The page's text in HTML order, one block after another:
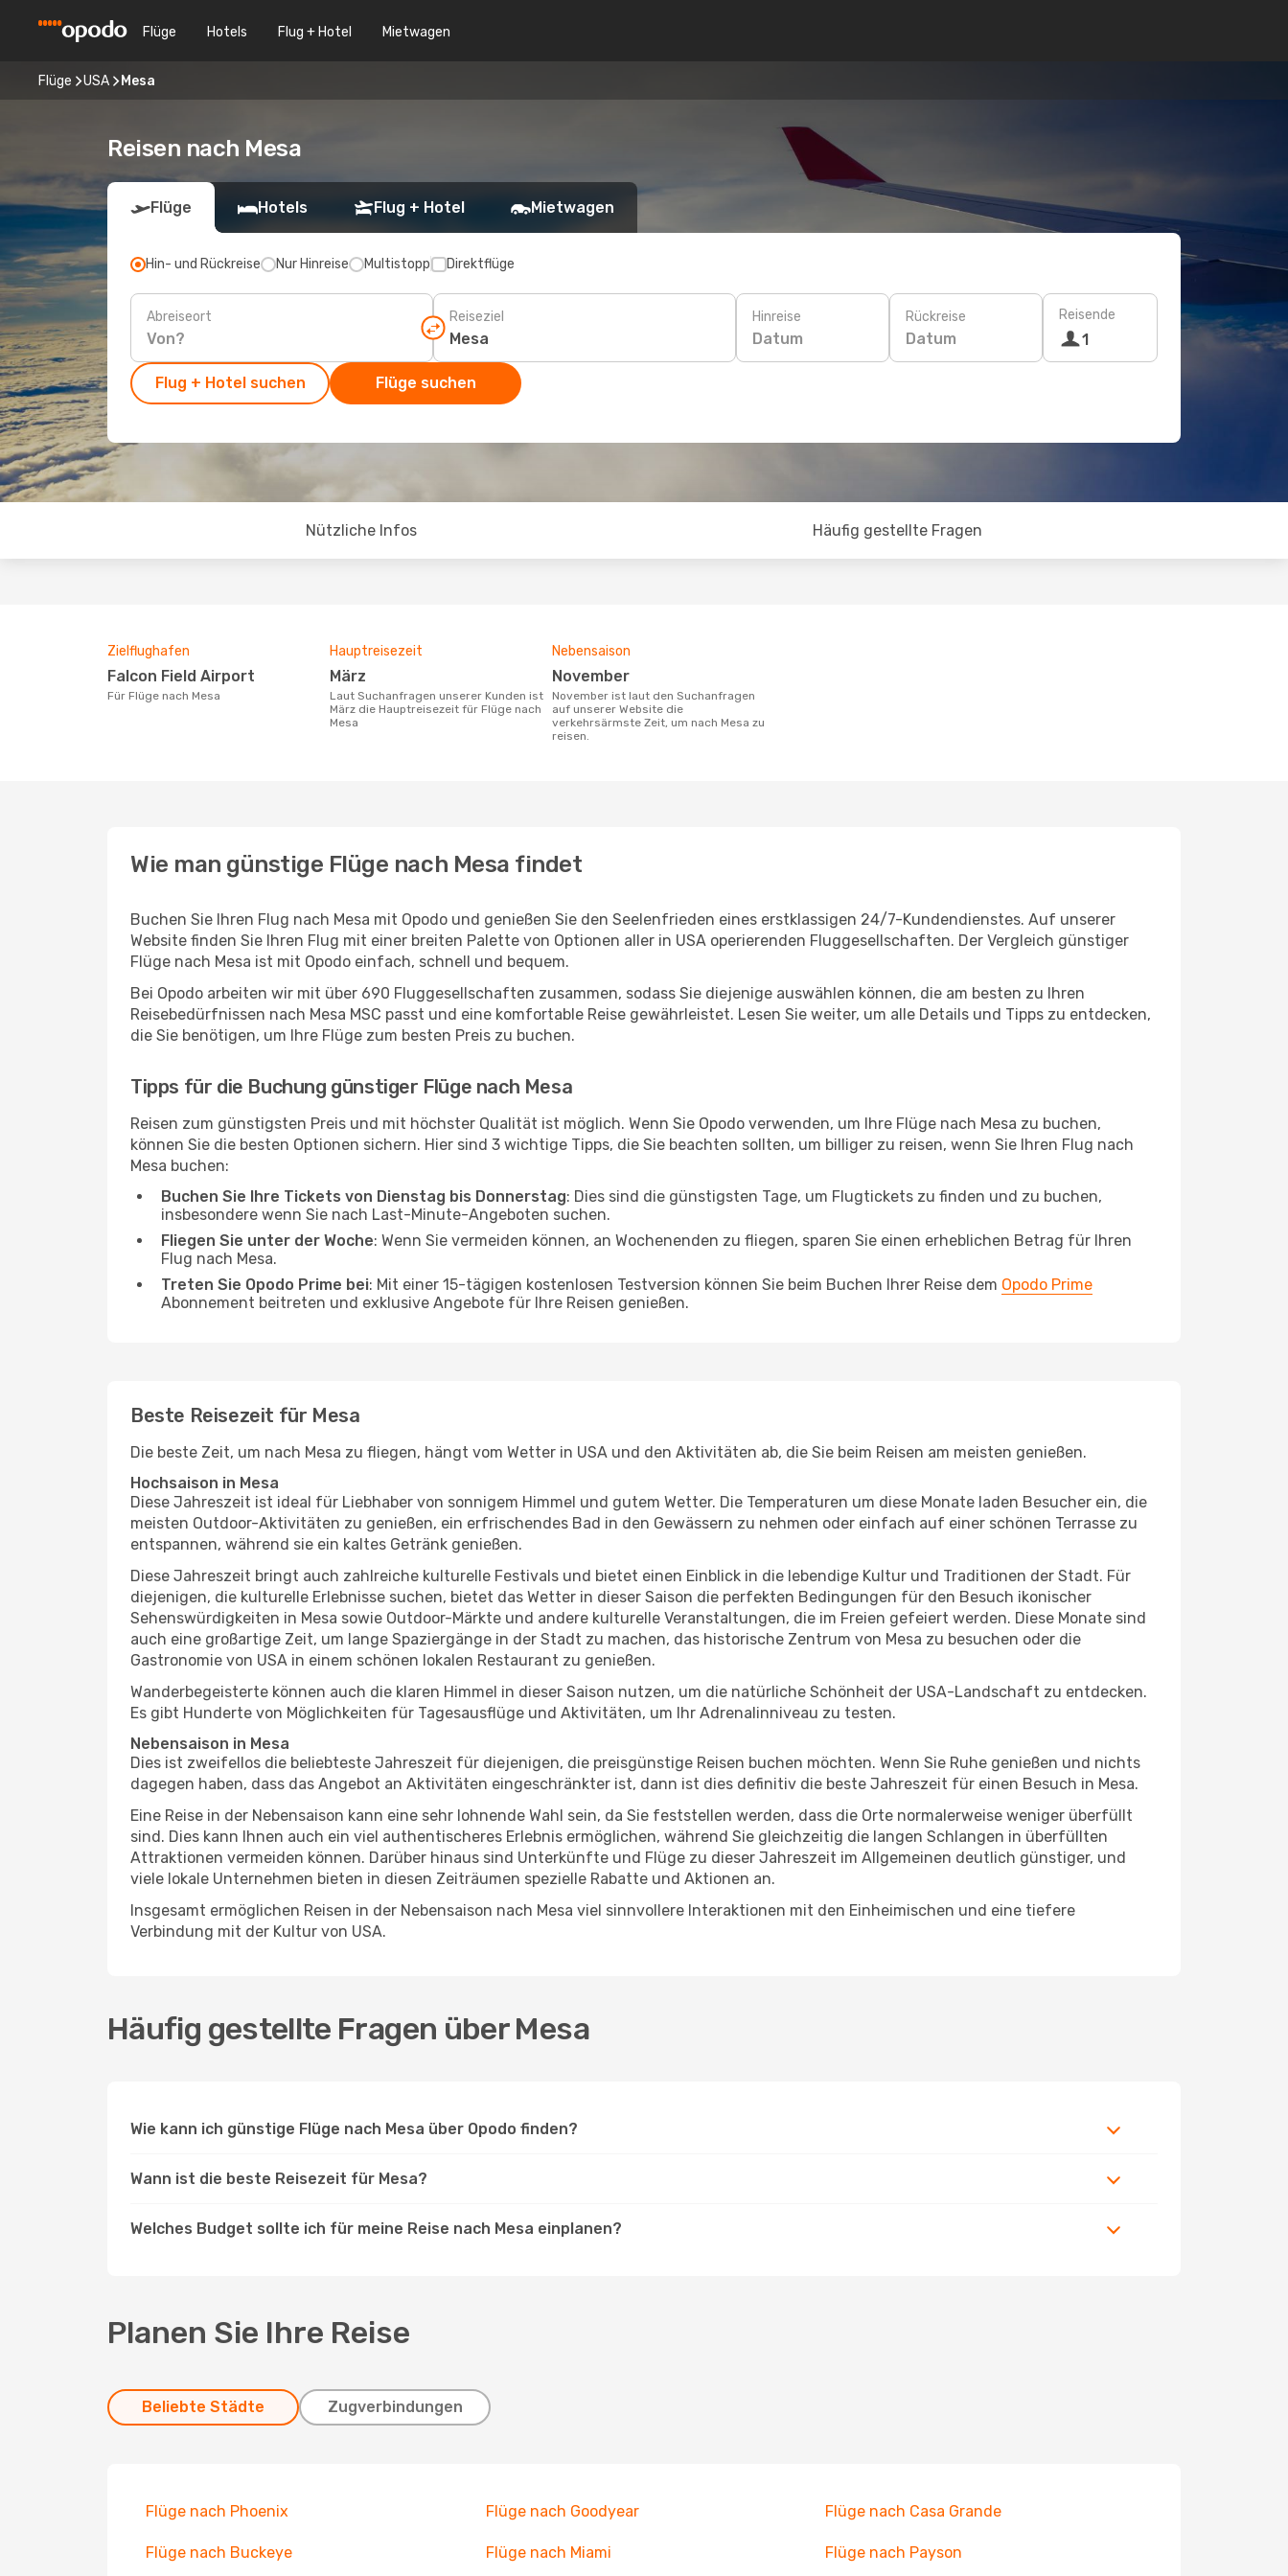
Flüge Hotels Flug + Hotel Mietwagen
Flüge USA Mesa
Reisen nach Mesa
Flüge Hotels Flug + Hotel Mietwagen
Hin- und Rückreise Nur Hinreise Multistopp Direktflüge
Abreiseort Reiseziel Hinreise
Datum
Rückreise
Datum
Reisende
1
Flug + Hotel suchen Flüge suchen
Nützliche Infos Häufig gestellte Fragen
Zielflughafen
Falcon Field Airport
Für Flüge nach Mesa
Hauptreisezeit
März
Laut Suchanfragen unserer Kunden ist
März die Hauptreisezeit für Flüge nach
Mesa
Nebensaison
November
November ist laut den Suchanfragen
auf unserer Website die
verkehrsärmste Zeit, um nach Mesa zu
reisen.
Wie man günstige Flüge nach Mesa findet
Buchen Sie Ihren Flug nach Mesa mit Opodo und genießen Sie den Seelenfrieden eines erstklassigen 24/7-Kundendienstes. Auf unserer
Website finden Sie Ihren Flug mit einer breiten Palette von Optionen aller in USA operierenden Fluggesellschaften. Der Vergleich günstiger
Flüge nach Mesa ist mit Opodo einfach, schnell und bequem.
Bei Opodo arbeiten wir mit über 690 Fluggesellschaften zusammen, sodass Sie diejenige auswählen können, die am besten zu Ihren
Reisebedürfnissen nach Mesa MSC passt und eine komfortable Reise gewährleistet. Lesen Sie weiter, um alle Details und Tipps zu entdecken,
die Sie benötigen, um Ihre Flüge zum besten Preis zu buchen.
Tipps für die Buchung günstiger Flüge nach Mesa
Reisen zum günstigsten Preis und mit höchster Qualität ist möglich. Wenn Sie Opodo verwenden, um Ihre Flüge nach Mesa zu buchen,
können Sie die besten Optionen sichern. Hier sind 3 wichtige Tipps, die Sie beachten sollten, um billiger zu reisen, wenn Sie Ihren Flug nach
Mesa buchen:
Buchen Sie Ihre Tickets von Dienstag bis Donnerstag: Dies sind die günstigsten Tage, um Flugtickets zu finden und zu buchen,
insbesondere wenn Sie nach Last-Minute-Angeboten suchen.
Fliegen Sie unter der Woche: Wenn Sie vermeiden können, an Wochenenden zu fliegen, sparen Sie einen erheblichen Betrag für Ihren
Flug nach Mesa.
Treten Sie Opodo Prime bei: Mit einer 15-tägigen kostenlosen Testversion können Sie beim Buchen Ihrer Reise dem Opodo Prime
Abonnement beitreten und exklusive Angebote für Ihre Reisen genießen.
Beste Reisezeit für Mesa
Die beste Zeit, um nach Mesa zu fliegen, hängt vom Wetter in USA und den Aktivitäten ab, die Sie beim Reisen am meisten genießen.
Hochsaison in Mesa
Diese Jahreszeit ist ideal für Liebhaber von sonnigem Himmel und gutem Wetter. Die Temperaturen um diese Monate laden Besucher ein, die
meisten Outdoor-Aktivitäten zu genießen, ein erfrischendes Bad in den Gewässern zu nehmen oder einfach auf einer schönen Terrasse zu
entspannen, während sie ein kaltes Getränk genießen.
Diese Jahreszeit bringt auch zahlreiche kulturelle Festivals und bietet einen Einblick in die lebendige Kultur und Traditionen der Stadt. Für
diejenigen, die kulturelle Erlebnisse suchen, bietet das Wetter in dieser Saison die perfekten Bedingungen für den Besuch ikonischer
Sehenswürdigkeiten in Mesa sowie Outdoor-Märkte und andere kulturelle Veranstaltungen, die im Freien gefeiert werden. Diese Monate sind
auch eine großartige Zeit, um lange Spaziergänge in der Stadt zu machen, das historische Zentrum von Mesa zu besuchen oder die
Gastronomie von USA in einem schönen lokalen Restaurant zu genießen.
Wanderbegeisterte können auch die klaren Himmel in dieser Saison nutzen, um die natürliche Schönheit der USA-Landschaft zu entdecken.
Es gibt Hunderte von Möglichkeiten für Tagesausflüge und Aktivitäten, um Ihr Adrenalinniveau zu testen.
Nebensaison in Mesa
Dies ist zweifellos die beliebteste Jahreszeit für diejenigen, die preisgünstige Reisen buchen möchten. Wenn Sie Ruhe genießen und nichts
dagegen haben, dass das Angebot an Aktivitäten eingeschränkter ist, dann ist dies definitiv die beste Jahreszeit für einen Besuch in Mesa.
Eine Reise in der Nebensaison kann eine sehr lohnende Wahl sein, da Sie feststellen werden, dass die Orte normalerweise weniger überfüllt
sind. Dies kann Ihnen auch ein viel authentischeres Erlebnis ermöglichen, während Sie gleichzeitig die langen Schlangen in überfüllten
Attraktionen vermeiden können. Darüber hinaus sind Unterkünfte und Flüge zu dieser Jahreszeit im Allgemeinen deutlich günstiger, und
viele lokale Unternehmen bieten in diesen Zeiträumen spezielle Rabatte und Aktionen an.
Insgesamt ermöglichen Reisen in der Nebensaison nach Mesa viel sinnvollere Interaktionen mit den Einheimischen und eine tiefere
Verbindung mit der Kultur von USA.
Häufig gestellte Fragen über Mesa
Wie kann ich günstige Flüge nach Mesa über Opodo finden?
Wann ist die beste Reisezeit für Mesa?
Welches Budget sollte ich für meine Reise nach Mesa einplanen?
Planen Sie Ihre Reise
Beliebte Städte Zugverbindungen
Flüge nach Phoenix Flüge nach Goodyear Flüge nach Casa Grande
Flüge nach Buckeye Flüge nach Miami Flüge nach Payson